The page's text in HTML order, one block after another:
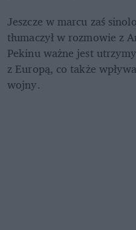
Jeszcze w marcu zaś
tłumaczył w rozmowie z
Pekinu ważne jest
z Europą, co także
wojny.